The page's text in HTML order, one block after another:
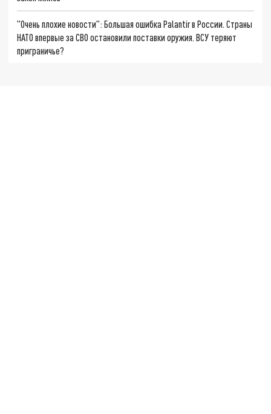
"Очень плохие новости": Большая ошибка Palantir в России. Страны
НАТО впервые за СВО остановили поставки оружия. ВСУ теряют
приграничье?